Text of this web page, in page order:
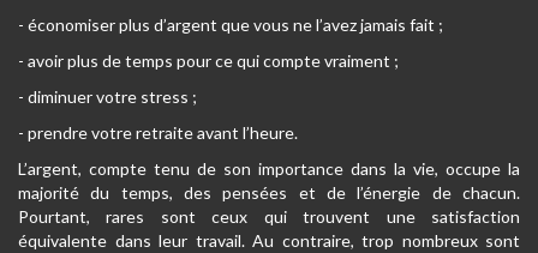
- économiser plus d’argent que vous ne l’avez jamais fait ;
- avoir plus de temps pour ce qui compte vraiment ;
- diminuer votre stress ;
- prendre votre retraite avant l’heure.
L’argent, compte tenu de son importance dans la vie, occupe la
majorité du temps, des pensées et de l’énergie de chacun.
Pourtant, rares sont ceux qui trouvent une satisfaction
équivalente dans leur travail. Au contraire, trop nombreux sont